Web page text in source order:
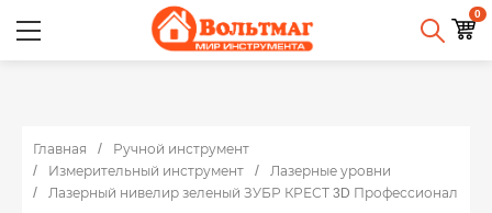
0
Главная
Ручной инструмент
Измерительный инструмент
Лазерные уровни
Лазерный нивелир зеленый ЗУБР КРЕСТ 3D Профессионал